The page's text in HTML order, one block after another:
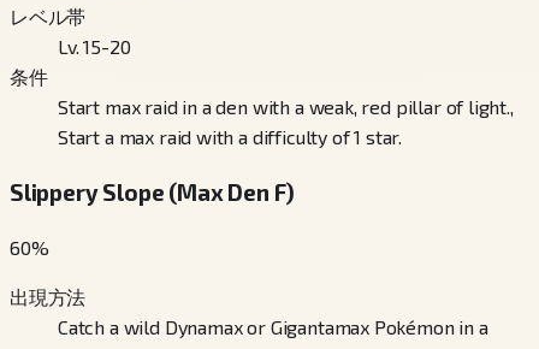
レベル帯
Lv. 15-20
条件
Start max raid in a den with a weak, red pillar of light.,
Start a max raid with a difficulty of 1 star.
Slippery Slope (Max Den F)
60%
出現方法
Catch a wild Dynamax or Gigantamax Pokémon in a